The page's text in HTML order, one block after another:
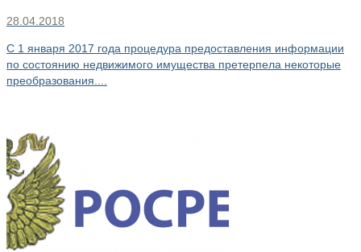
28.04.2018
С 1 января 2017 года процедура предоставления информации
по состоянию недвижимого имущества претерпела некоторые
преобразования....